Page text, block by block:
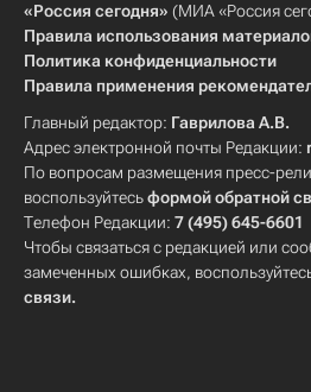
«Россия сегодня» (МИА «Россия
Правила использования
Политика конфиденциальности
Правила применения
Главный редактор: Гаврилова А.В.
Адрес электронной почты Редакции:
По вопросам размещения пресс-
воспользуйтесьформой обратной
Телефон Редакции: 7 (495) 645-6601
Чтобы связаться с редакцией или
замеченных ошибках,
связи.